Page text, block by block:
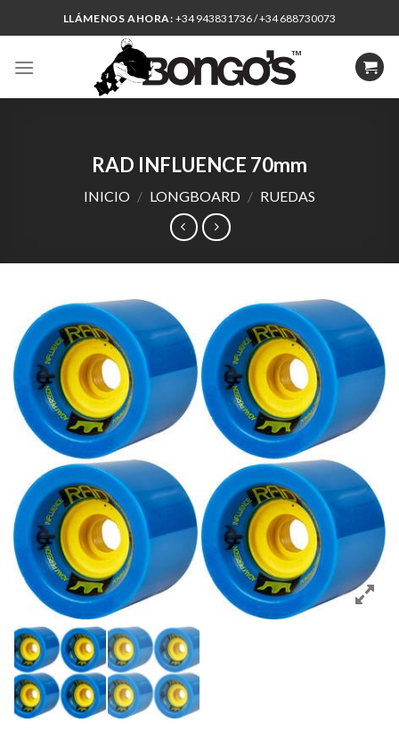
to
LLÁMENOS AHORA:+34 943831736 / +34 688730073
RAD INFLUENCE 70mm
INICIO / LONGBOARD / RUEDAS